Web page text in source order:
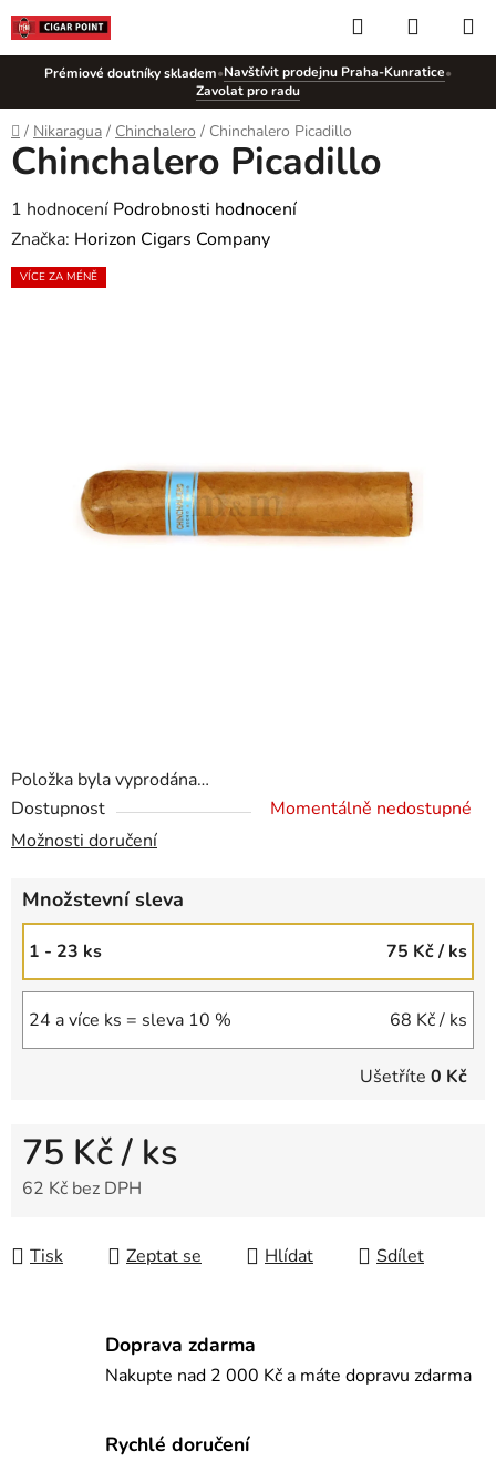
Přejít
na
obsah
Prémiové doutníky skladem•Navštívit prodejnu Praha-Kunratice•
Zavolat pro radu
Hledat
KOŠÍK
Domů
/ Nikaragua / Chinchalero / Chinchalero Picadillo
Položka byla vyprodána…
Dostupnost
Momentálně nedostupné
Možnosti doručení
Množstevní sleva
1 - 23 ks 75 Kč/ ks
24 a více ks = sleva 10 % 68 Kč/ ks
Ušetříte 0 Kč
75 Kč/ ks
62 Kč bez DPH
Tisk
Zeptat se Hlídat Sdílet
Chinchalero Picadillo
Průměrné
hodnocení
produktu
1 hodnocení Podrobnosti hodnocení
Značka: Horizon Cigars Company
VÍCE ZA MÉNĚ
Doprava zdarma
Nakupte nad 2 000 Kč a máte dopravu zdarma
Rychlé doručení